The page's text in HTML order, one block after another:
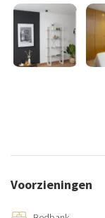
Voorzieningen